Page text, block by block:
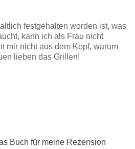
festgehalten worden ist, was
kann ich als Frau nicht
mir nicht aus dem Kopf, warum
lieben das Grillen!
Buch für meine Rezension